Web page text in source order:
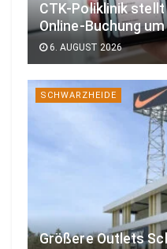
CTK-Poliklinik
Online-Buchung um
6. AUGUST 2026
SCHWARZHEIDE
Größere Outlets